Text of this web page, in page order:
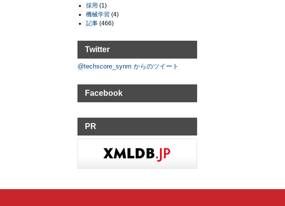
採用 (1)
機械学習 (4)
記事 (466)
Twitter
@techscore_synm からのツイート
Facebook
PR